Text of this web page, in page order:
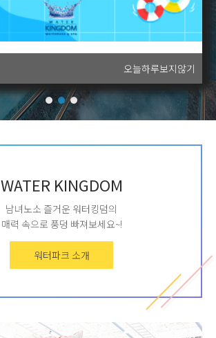
오늘하루보지않기
오늘하루보지않기
오늘하루보지않기
오늘하루보지않기
WATER KINGDOM
남녀노소 즐거운 워터킹덤의
매력 속으로 풍덩 빠져보세요~!
워터파크 소개